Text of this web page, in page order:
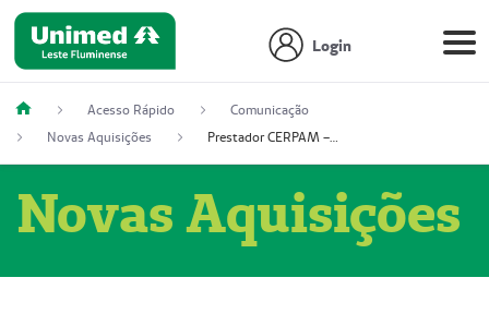
Login
Acesso Rápido
Comunicação
Novas Aquisições
Prestador CERPAM – Centro de Reabilitação S/S Ltda-ME (52004274-8)
Novas Aquisições